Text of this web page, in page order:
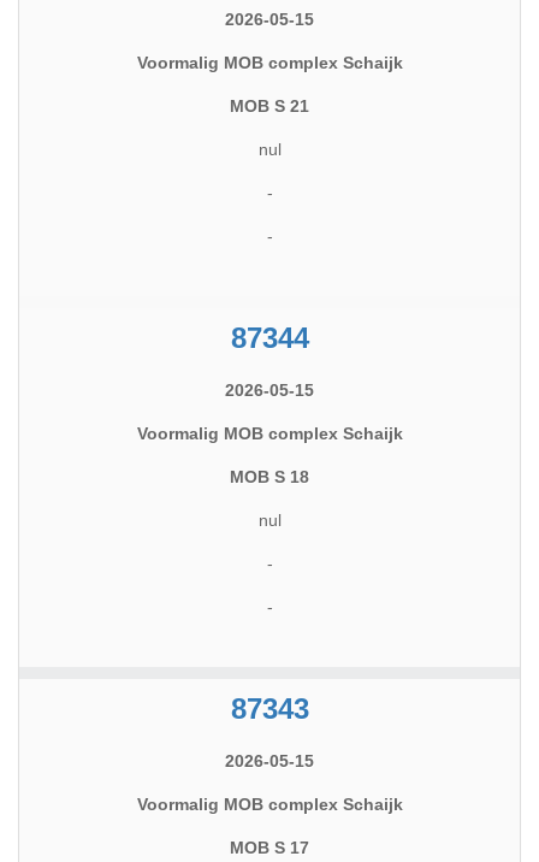
2026-05-15
Voormalig MOB complex Schaijk
MOB S 21
nul
-
-
87344
2026-05-15
Voormalig MOB complex Schaijk
MOB S 18
nul
-
-
87343
2026-05-15
Voormalig MOB complex Schaijk
MOB S 17